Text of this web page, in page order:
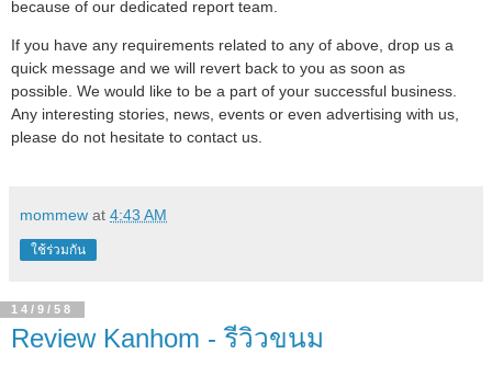
because of our dedicated report team.
If you have any requirements related to any of above, drop us a
quick message and we will revert back to you as soon as
possible. We would like to be a part of your successful business.
Any interesting stories, news, events or even advertising with us,
please do not hesitate to contact us.
mommew at 4:43 AM
ใช้ร่วมกัน
14/9/58
Review Kanhom - รีวิวขนม